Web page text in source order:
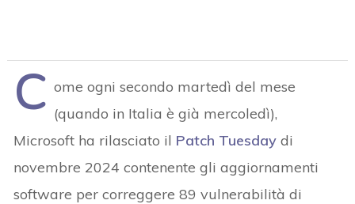
C ome ogni secondo martedì del mese
(quando in Italia è già mercoledì),
Microsoft ha rilasciato il Patch Tuesday di
novembre 2024 contenente gli aggiornamenti
software per correggere 89 vulnerabilità di